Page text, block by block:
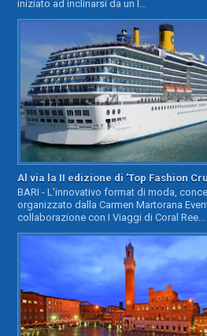
iniziato ad inclinarsi da un l...
Al via la II edizione di 'Top Fashion
BARI - L'innovativo format di moda,
organizzato dalla Carmen Martorana
collaborazione con I Viaggi di Coral Ree...